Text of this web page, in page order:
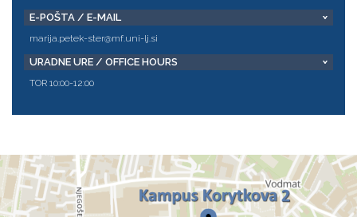
E-POŠTA / E-MAIL
marija.petek-ster@mf.uni-lj.si
URADNE URE / OFFICE HOURS
TOR 10:00-12:00